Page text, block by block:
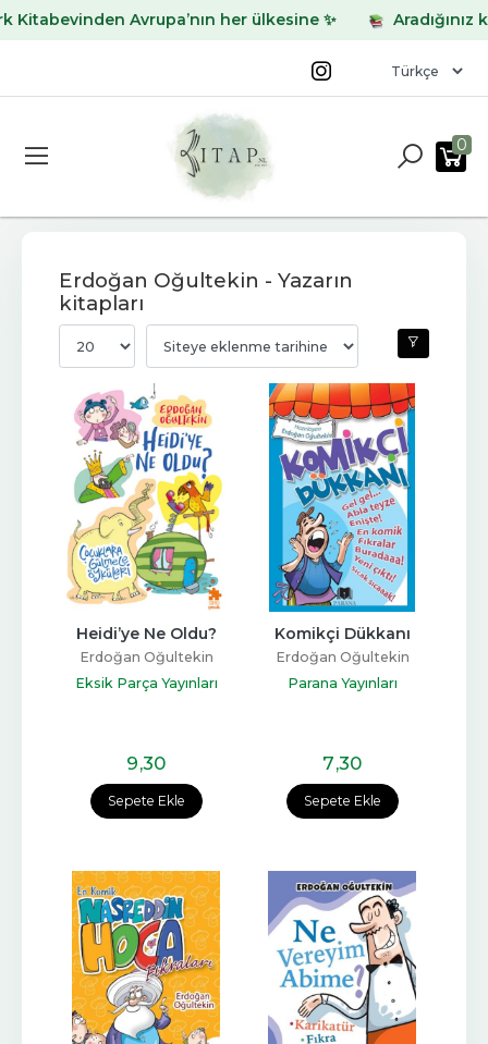
Avrupa’nın her ülkesine ✨ Aradığınız kitabı
0
Erdoğan Oğultekin - Yazarın
kitapları
Sepete Ekle
Heidi’ye Ne Oldu?
Erdoğan Oğultekin
Eksik Parça Yayınları
9,30
Sepete Ekle
Komikçi Dükkanı
Erdoğan Oğultekin
Parana Yayınları
7,30